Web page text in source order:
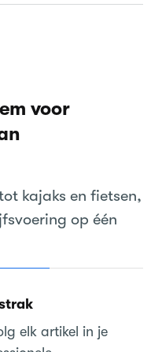
voor
kajaks en fietsen,
op één
elk artikel in je